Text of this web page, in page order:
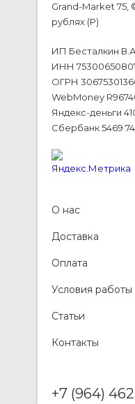
Grand-Market 75,
рублях (P)
ИП Бесталкин
ИНН
ОГРН
WebMoney
Яндекс-деньги
Сбербанк 5469
О нас
Доставка
Оплата
Условия работы
Статьи
Контакты
+7 (964)